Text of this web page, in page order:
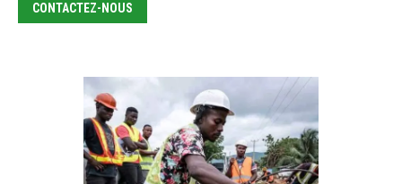
CONTACTEZ-NOUS